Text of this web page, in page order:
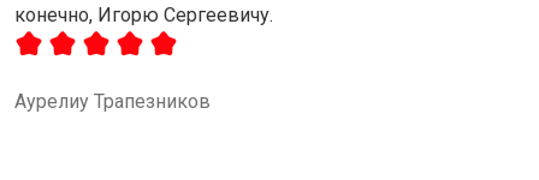
конечно, Игорю Сергеевичу.
Аурелиу Трапезников